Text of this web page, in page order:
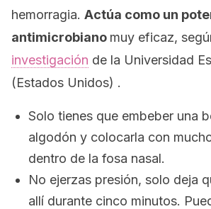
hemorragia. Actúa como un
antimicrobiano muy eficaz,
investigación de la Universidad
(Estados Unidos) .
Solo tienes que embeber una
algodón y colocarla con
dentro de la fosa nasal.
No ejerzas presión, solo deja
allí durante cinco minutos.